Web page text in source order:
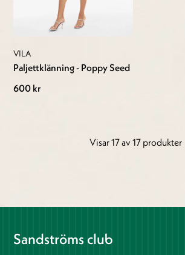
VILA
Paljettklänning - Poppy Seed
600 kr
Visar 17 av 17 produkter
Sandströms club